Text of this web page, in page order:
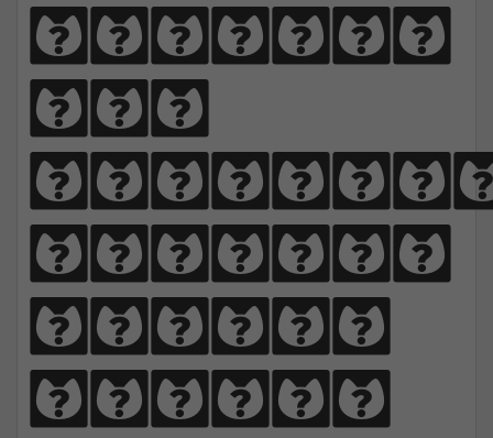
Diligen
ce
climbs;
perseve
rance
sails.